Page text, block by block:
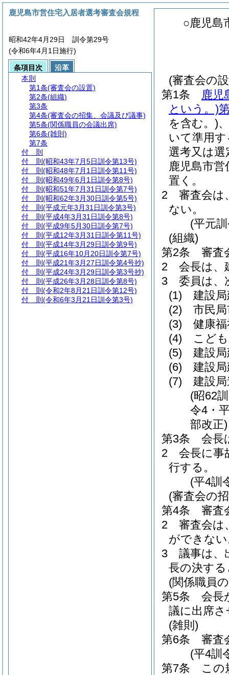
○鹿児島
(審査会の
第1条
鹿児
という。)
を含む。)、
いて準用
選考又は
鹿児島市
置く。
2
審査会は
ない。
(平元
(組織)
第2条
審査
2
会長は、
3
委員は、
(1)
建設
(2)
市民
(3)
健康
(4)
こど
(5)
建設
(6)
建設
(7)
建設
(昭62
令4・
部改正)
第3条
会長
2
会長に事
行する。
(平4訓
(審査会の
第4条
審査
2
審査会は
ができな
3
議事は、
長の決す
(関係職員
第5条
会長
議に出席
(雑則)
第6条
審査
(平4訓
第7条
この
鹿児島市営住宅入居者選考審査会規程
昭和42年4月29日 訓令第29号
(令和6年4月1日施行)
条項目次
沿革
本則
第1条(審査会の設置)
第2条(組織)
第3条
第4条(審査会の招集、会議及び議事)
第5条(関係職員の会議出席)
第6条(雑則)
第7条
付 則
付 則 (昭和43年7月5日訓令第13号)
付 則 (昭和48年7月1日訓令第11号)
付 則 (昭和49年6月1日訓令第8号)
付 則 (昭和51年7月31日訓令第7号)
付 則 (昭和62年3月30日訓令第5号)
付 則 (平成元年3月31日訓令第3号)
付 則 (平成4年3月31日訓令第8号)
付 則 (平成9年5月30日訓令第7号)
付 則 (平成12年3月31日訓令第11号)
付 則 (平成14年3月29日訓令第9号)
付 則 (平成16年10月20日訓令第7号)
付 則 (平成21年3月27日訓令第4号抄)
付 則 (平成24年3月29日訓令第3号抄)
付 則 (平成26年3月28日訓令第8号)
付 則 (令和2年8月21日訓令第12号)
付 則 (令和6年3月21日訓令第3号)